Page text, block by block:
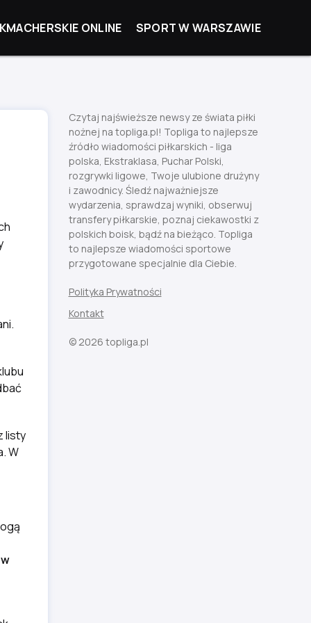
ONLINE SPORT W WARSZAWIE
listy
W
Czytaj najświeższe newsy ze świata piłki
nożnej na topliga.pl! Topliga to najlepsze
źródło wiadomości piłkarskich - liga
polska, Ekstraklasa, Puchar Polski,
rozgrywki ligowe, Twoje ulubione drużyny
i zawodnicy. Śledź najważniejsze
wydarzenia, sprawdzaj wyniki, obserwuj
transfery piłkarskie, poznaj ciekawostki z
polskich boisk, bądź na bieżąco. Topliga
to najlepsze wiadomości sportowe
przygotowane specjalnie dla Ciebie.
Polityka Prywatności
Kontakt
© 2026 topliga.pl